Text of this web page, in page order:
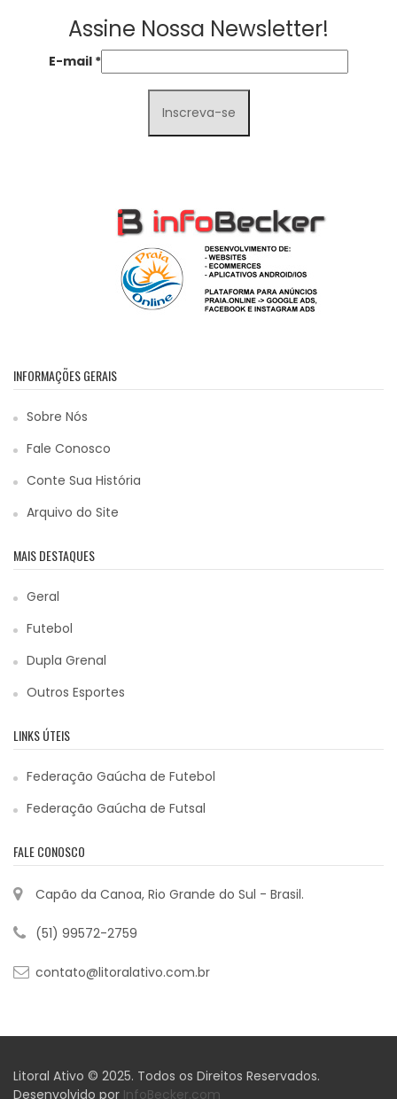
Assine Nossa Newsletter!
E-mail *
INFORMAÇÕES GERAIS
Sobre Nós
Fale Conosco
Conte Sua História
Arquivo do Site
MAIS DESTAQUES
Geral
Futebol
Dupla Grenal
Outros Esportes
LINKS ÚTEIS
Federação Gaúcha de Futebol
Federação Gaúcha de Futsal
FALE CONOSCO
Capão da Canoa, Rio Grande do Sul - Brasil.
(51) 99572-2759
contato@litoralativo.com.br
Litoral Ativo © 2025. Todos os Direitos Reservados.
Desenvolvido por InfoBecker.com